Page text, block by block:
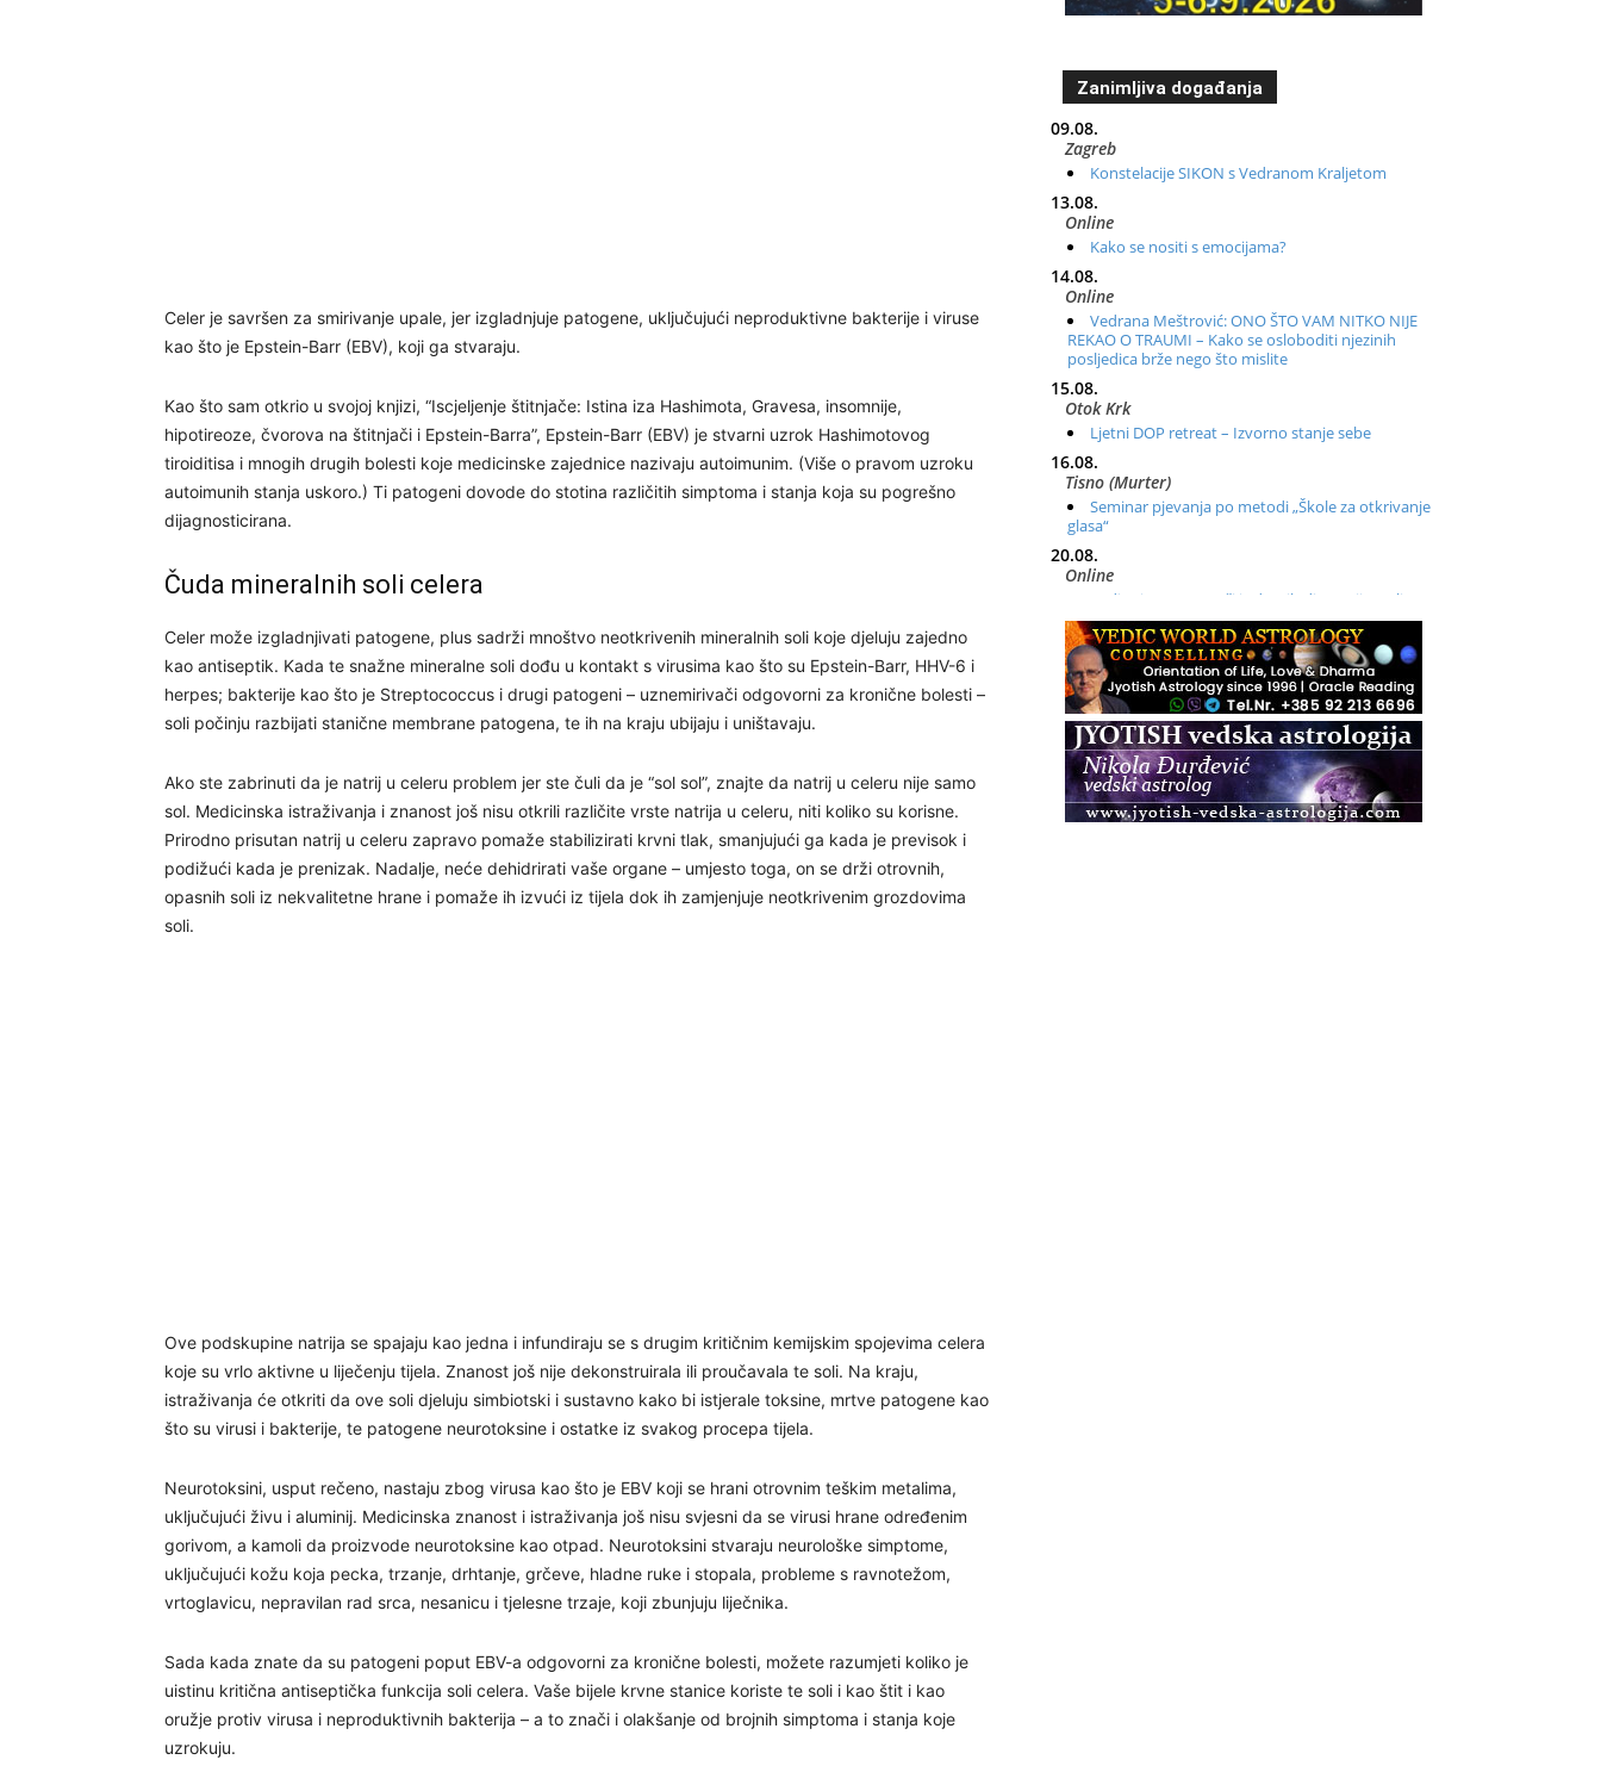
Celer je savršen za smirivanje upale, jer izgladnjuje patogene, uključujući neproduktivne bakterije i viruse
kao što je Epstein-Barr (EBV), koji ga stvaraju.
Kao što sam otkrio u svojoj knjizi, “Iscjeljenje štitnjače: Istina iza Hashimota, Gravesa, insomnije,
hipotireoze, čvorova na štitnjači i Epstein-Barra”, Epstein-Barr (EBV) je stvarni uzrok Hashimotovog
tiroiditisa i mnogih drugih bolesti koje medicinske zajednice nazivaju autoimunim. (Više o pravom uzroku
autoimunih stanja uskoro.) Ti patogeni dovode do stotina različitih simptoma i stanja koja su pogrešno
dijagnosticirana.
Čuda mineralnih soli celera
Celer može izgladnjivati ​​patogene, plus sadrži mnoštvo neotkrivenih mineralnih soli koje djeluju zajedno
kao antiseptik. Kada te snažne mineralne soli dođu u kontakt s virusima kao što su Epstein-Barr, HHV-6 i
herpes; bakterije kao što je Streptococcus i drugi patogeni – uznemirivači odgovorni za kronične bolesti –
soli počinju razbijati stanične membrane patogena, te ih na kraju ubijaju i uništavaju.
Ako ste zabrinuti da je natrij u celeru problem jer ste čuli da je “sol sol”, znajte da natrij u celeru nije samo
sol. Medicinska istraživanja i znanost još nisu otkrili različite vrste natrija u celeru, niti koliko su korisne.
Prirodno prisutan natrij u celeru zapravo pomaže stabilizirati krvni tlak, smanjujući ga kada je previsok i
podižući kada je prenizak. Nadalje, neće dehidrirati vaše organe – umjesto toga, on se drži otrovnih,
opasnih soli iz nekvalitetne hrane i pomaže ih izvući iz tijela dok ih zamjenjuje neotkrivenim grozdovima
soli.
Ove podskupine natrija se spajaju kao jedna i infundiraju se s drugim kritičnim kemijskim spojevima celera
koje su vrlo aktivne u liječenju tijela. Znanost još nije dekonstruirala ili proučavala te soli. Na kraju,
istraživanja će otkriti da ove soli djeluju simbiotski i sustavno kako bi istjerale toksine, mrtve patogene kao
što su virusi i bakterije, te patogene neurotoksine i ostatke iz svakog procepa tijela.
Neurotoksini, usput rečeno, nastaju zbog virusa kao što je EBV koji se hrani otrovnim teškim metalima,
uključujući živu i aluminij. Medicinska znanost i istraživanja još nisu svjesni da se virusi hrane određenim
gorivom, a kamoli da proizvode neurotoksine kao otpad. Neurotoksini stvaraju neurološke simptome,
uključujući kožu koja pecka, trzanje, drhtanje, grčeve, hladne ruke i stopala, probleme s ravnotežom,
vrtoglavicu, nepravilan rad srca, nesanicu i tjelesne trzaje, koji zbunjuju liječnika.
Sada kada znate da su patogeni poput EBV-a odgovorni za kronične bolesti, možete razumjeti koliko je
uistinu kritična antiseptička funkcija soli celera. Vaše bijele krvne stanice koriste te soli i kao štit i kao
oružje protiv virusa i neproduktivnih bakterija – a to znači i olakšanje od brojnih simptoma i stanja koje
uzrokuju.
Zanimljiva događanja
09.08.
Zagreb
Konstelacije SIKON s Vedranom Kraljetom
13.08.
Online
Kako se nositi s emocijama?
14.08.
Online
Vedrana Meštrović: ONO ŠTO VAM NITKO NIJE
REKAO O TRAUMI – Kako se osloboditi njezinih
posljedica brže nego što mislite
15.08.
Otok Krk
Ljetni DOP retreat – Izvorno stanje sebe
16.08.
Tisno (Murter)
Seminar pjevanja po metodi „Škole za otkrivanje
glasa“
20.08.
Online
Radionica: Pomagači iz drugih dimenzija Online –
otvoreno za sve
21.08.
Zagreb+Online
Osnovni ThetaHealing® tečaj, Zagreb i Online
22.08.
Zagreb
Osnovna radionica za izscjeljivanje pranom (Basic
Pranic Healing course)
Pula